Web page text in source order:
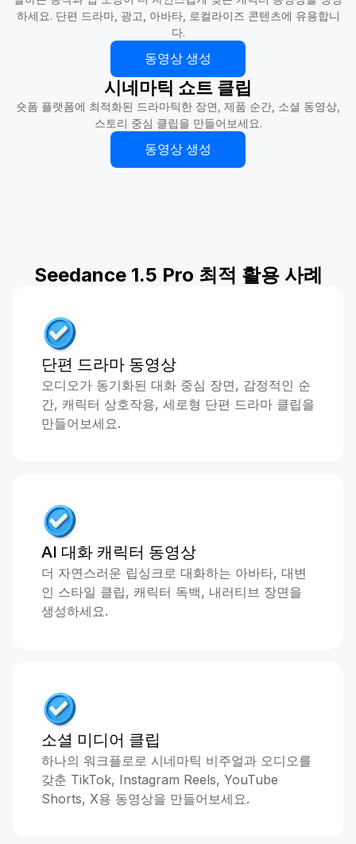
하세요. 단편 드라마, 광고, 아바타, 로컬라이즈 콘텐츠에 유용합니
다.
동영상 생성
시네마틱 쇼트 클립
숏폼 플랫폼에 최적화된 드라마틱한 장면, 제품 순간, 소셜 동영상,
스토리 중심 클립을 만들어보세요.
동영상 생성
Seedance 1.5 Pro 최적 활용 사례
단편 드라마 동영상
오디오가 동기화된 대화 중심 장면, 감정적인 순
간, 캐릭터 상호작용, 세로형 단편 드라마 클립을
만들어보세요.
AI 대화 캐릭터 동영상
더 자연스러운 립싱크로 대화하는 아바타, 대변
인 스타일 클립, 캐릭터 독백, 내러티브 장면을
생성하세요.
소셜 미디어 클립
하나의 워크플로로 시네마틱 비주얼과 오디오를
갖춘 TikTok, Instagram Reels, YouTube
Shorts, X용 동영상을 만들어보세요.